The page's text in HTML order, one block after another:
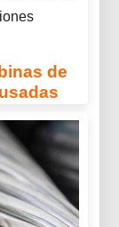
de
bobinas
en
y